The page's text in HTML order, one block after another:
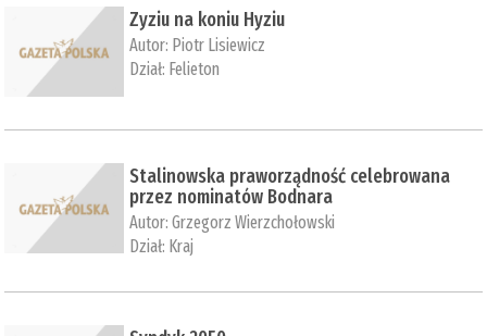
Zyziu na koniu Hyziu
Autor: Piotr Lisiewicz
Dział: Felieton
Stalinowska praworządność celebrowana
przez nominatów Bodnara
Autor:Grzegorz Wierzchołowski
Dział: Kraj